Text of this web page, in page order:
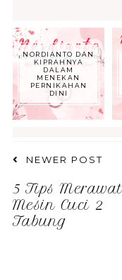
NORDIANTO DAN
KIPRAHNYA
DALAM
MENEKAN
PERNIKAHAN
DINI
NEWER POST
5 Tips Merawat
Mesin Cuci 2
Tabung